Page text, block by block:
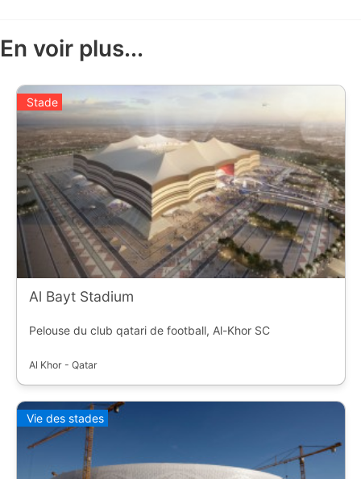
En voir plus...
Stade
Al Bayt Stadium
Pelouse du club qatari de football, Al-Khor SC
Al Khor - Qatar
Vie des stades